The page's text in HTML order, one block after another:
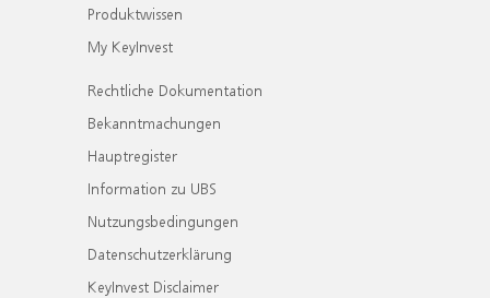
Produktwissen
My KeyInvest
Rechtliche Dokumentation
Bekanntmachungen
Hauptregister
Information zu UBS
Nutzungsbedingungen
Datenschutzerklärung
KeyInvest Disclaimer